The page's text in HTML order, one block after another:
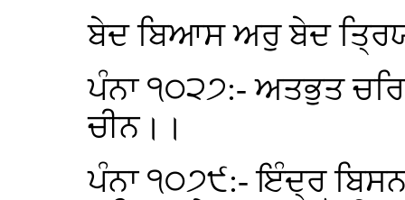
ਬੇਦ ਬਿਆਸ ਅਰੁ ਬੇਦ
ਪੰਨਾ ੧੦੨੭:- ਅਤਭੁਤ
ਚੀਨ।।
ਪੰਨਾ ੧੦੭੯:- ਇੰਦ੍ਰ